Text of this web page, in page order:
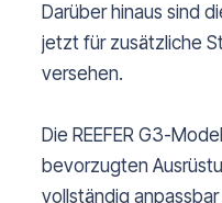
Darüber hinaus sind
jetzt für zusätzliche
versehen.
Die REEFER G3-
bevorzugten
vollständig